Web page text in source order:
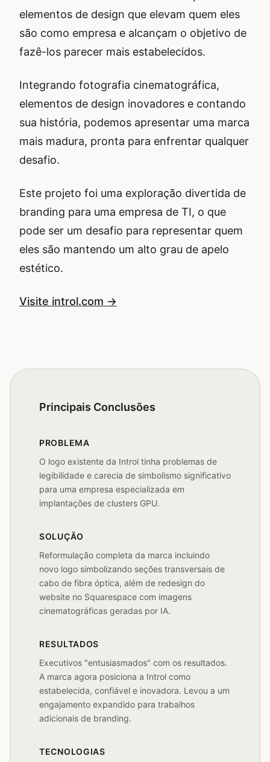
elementos de design que elevam quem eles
são como empresa e alcançam o objetivo de
fazê-los parecer mais estabelecidos.
Integrando fotografia cinematográfica,
elementos de design inovadores e contando
sua história, podemos apresentar uma marca
mais madura, pronta para enfrentar qualquer
desafio.
Este projeto foi uma exploração divertida de
branding para uma empresa de TI, o que
pode ser um desafio para representar quem
eles são mantendo um alto grau de apelo
estético.
Visite introl.com →
Principais Conclusões
PROBLEMA
O logo existente da Introl tinha problemas de
legibilidade e carecia de simbolismo significativo
para uma empresa especializada em
implantações de clusters GPU.
SOLUÇÃO
Reformulação completa da marca incluindo
novo logo simbolizando seções transversais de
cabo de fibra óptica, além de redesign do
website no Squarespace com imagens
cinematográficas geradas por IA.
RESULTADOS
Executivos "entusiasmados" com os resultados.
A marca agora posiciona a Introl como
estabelecida, confiável e inovadora. Levou a um
engajamento expandido para trabalhos
adicionais de branding.
TECNOLOGIAS